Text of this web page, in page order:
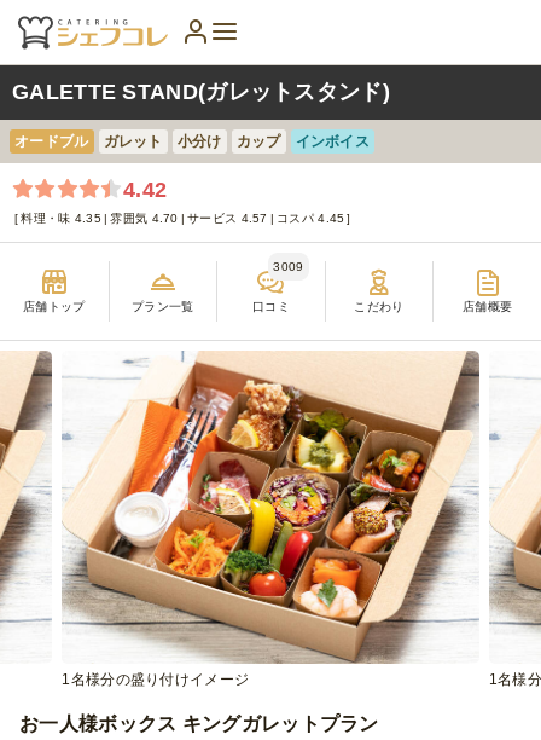
GALETTE STAND(ガレットスタンド)
オードブル ガレット 小分け カップ インボイス
4.42
料理・味 4.35 雰囲気 4.70 サービス 4.57 コスパ 4.45
店舗トップ プラン一覧 口コミ
3009
こだわり 店舗概要
1名様分の盛り付けイメージ 1名様
お一人様ボックス キングガレットプラン